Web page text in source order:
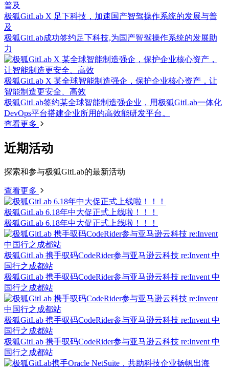
极狐GitLab X 足下科技，加速国产智驾操作系统的发展与普
及
极狐GitLab成功签约足下科技,为国产智驾操作系统的发展助
力
极狐GitLab X 某全球智能制造强企，保护企业核心资产，让
智能制造更安全、高效
极狐GitLab签约某全球智能制造强企业，用极狐GitLab一体化
DevOps平台搭建企业所用的高效能研发平台。
查看更多
近期活动
探索和参与极狐GitLab的最新活动
查看更多
极狐GitLab 6.18年中大促正式上线啦！！！
极狐GitLab 6.18年中大促正式上线啦！！！
极狐GitLab 携手驭码CodeRider参与亚马逊云科技 re:Invent 中
国行之成都站
极狐GitLab 携手驭码CodeRider参与亚马逊云科技 re:Invent 中
国行之成都站
极狐GitLab 携手驭码CodeRider参与亚马逊云科技 re:Invent 中
国行之成都站
极狐GitLab 携手驭码CodeRider参与亚马逊云科技 re:Invent 中
国行之成都站